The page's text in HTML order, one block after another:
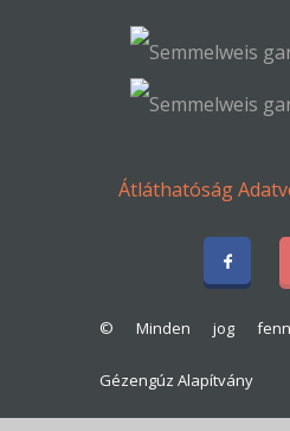
Átláthatóság
© Minden jog
Gézengúz Alapítvány